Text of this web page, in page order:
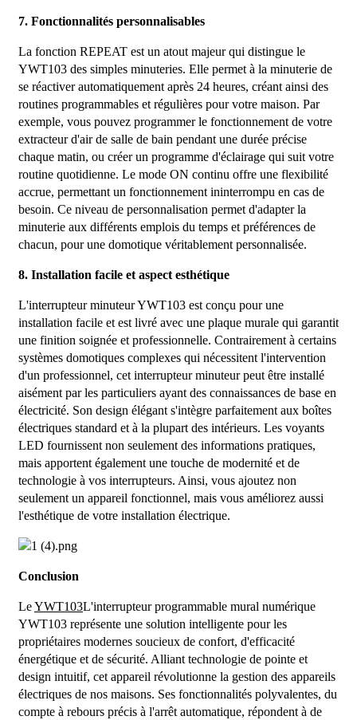
7. Fonctionnalités personnalisables
La fonction REPEAT est un atout majeur qui distingue le
YWT103 des simples minuteries. Elle permet à la minuterie de
se réactiver automatiquement après 24 heures, créant ainsi des
routines programmables et régulières pour votre maison. Par
exemple, vous pouvez programmer le fonctionnement de votre
extracteur d'air de salle de bain pendant une durée précise
chaque matin, ou créer un programme d'éclairage qui suit votre
routine quotidienne. Le mode ON continu offre une flexibilité
accrue, permettant un fonctionnement ininterrompu en cas de
besoin. Ce niveau de personnalisation permet d'adapter la
minuterie aux différents emplois du temps et préférences de
chacun, pour une domotique véritablement personnalisée.
8. Installation facile et aspect esthétique
L'interrupteur minuteur YWT103 est conçu pour une
installation facile et est livré avec une plaque murale qui garantit
une finition soignée et professionnelle. Contrairement à certains
systèmes domotiques complexes qui nécessitent l'intervention
d'un professionnel, cet interrupteur minuteur peut être installé
aisément par les particuliers ayant des connaissances de base en
électricité. Son design élégant s'intègre parfaitement aux boîtes
électriques standard et à la plupart des intérieurs. Les voyants
LED fournissent non seulement des informations pratiques,
mais apportent également une touche de modernité et de
technologie à vos interrupteurs. Ainsi, vous ajoutez non
seulement un appareil fonctionnel, mais vous améliorez aussi
l'esthétique de votre installation électrique.
Conclusion
LeYWT103L'interrupteur programmable mural numérique
YWT103 représente une solution intelligente pour les
propriétaires modernes soucieux de confort, d'efficacité
énergétique et de sécurité. Alliant technologie de pointe et
design intuitif, cet appareil révolutionne la gestion des appareils
électriques de nos maisons. Ses fonctionnalités polyvalentes, du
compte à rebours précis à l'arrêt automatique, répondent à de